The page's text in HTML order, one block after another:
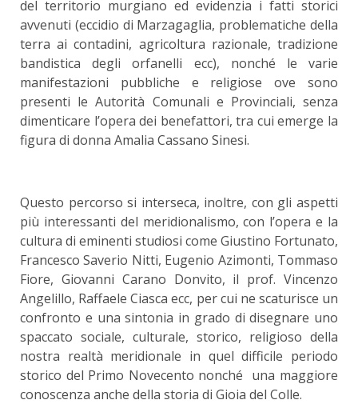
del territorio murgiano ed evidenzia i fatti storici
avvenuti (eccidio di Marzagaglia, problematiche della
terra ai contadini, agricoltura razionale, tradizione
bandistica degli orfanelli ecc), nonché le varie
manifestazioni pubbliche e religiose ove sono
presenti le Autorità Comunali e Provinciali, senza
dimenticare l’opera dei benefattori, tra cui emerge la
figura di donna Amalia Cassano Sinesi.
Questo percorso si interseca, inoltre, con gli aspetti
più interessanti del meridionalismo, con l’opera e la
cultura di eminenti studiosi come Giustino Fortunato,
Francesco Saverio Nitti, Eugenio Azimonti, Tommaso
Fiore, Giovanni Carano Donvito, il prof. Vincenzo
Angelillo, Raffaele Ciasca ecc, per cui ne scaturisce un
confronto e una sintonia in grado di disegnare uno
spaccato sociale, culturale, storico, religioso della
nostra realtà meridionale in quel difficile periodo
storico del Primo Novecento nonché una maggiore
conoscenza anche della storia di Gioia del Colle.